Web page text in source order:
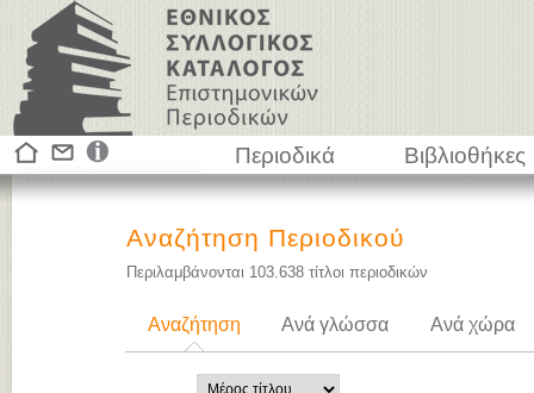
Περιοδικά Βιβλιοθήκες
Αναζήτηση Περιοδικού
Περιλαμβάνονται 103.638 τίτλοι περιοδικών
Αναζήτηση Ανά γλώσσα Ανά χώρα